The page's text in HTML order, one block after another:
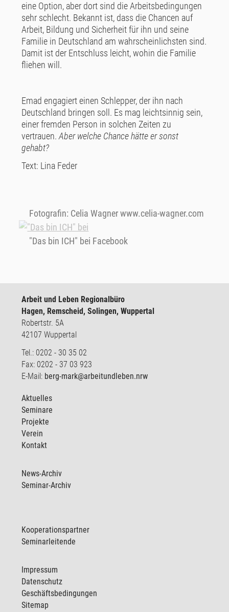
eine Option, aber dort sind die Arbeitsbedingungen
sehr schlecht. Bekannt ist, dass die Chancen auf
Arbeit, Bildung und Sicherheit für ihn und seine
Familie in Deutschland am wahrscheinlichsten sind.
Damit ist der Entschluss leicht, wohin die Familie
fliehen will.
Emad engagiert einen Schlepper, der ihn nach
Deutschland bringen soll. Es mag leichtsinnig sein,
einer fremden Person in solchen Zeiten zu
vertrauen.Aber welche Chance hätte er sonst
gehabt?
Text: Lina Feder
Fotografin: Celia Wagner www.celia-wagner.com
"Das bin ICH" bei Facebook
Arbeit und Leben Regionalbüro
Hagen, Remscheid, Solingen, Wuppertal
Robertstr. 5A
42107 Wuppertal
Tel.: 0202 - 30 35 02
Fax: 0202 - 37 03 923
E-Mail: berg-mark@arbeitundleben.nrw
Aktuelles
Seminare
Projekte
Verein
Kontakt
News-Archiv
Seminar-Archiv
Kooperationspartner
Seminarleitende
Impressum
Datenschutz
Geschäftsbedingungen
Sitemap